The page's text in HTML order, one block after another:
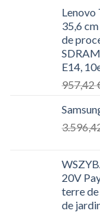
35,6
de
E14,
957,42
20V
terre
de